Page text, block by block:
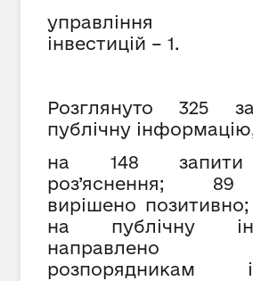
управління
інвестицій – 1.
Розглянуто 325
публічну
на 148 запити
роз’яснення; 89
вирішено позитивно;
на публічну
направлено
розпорядникам